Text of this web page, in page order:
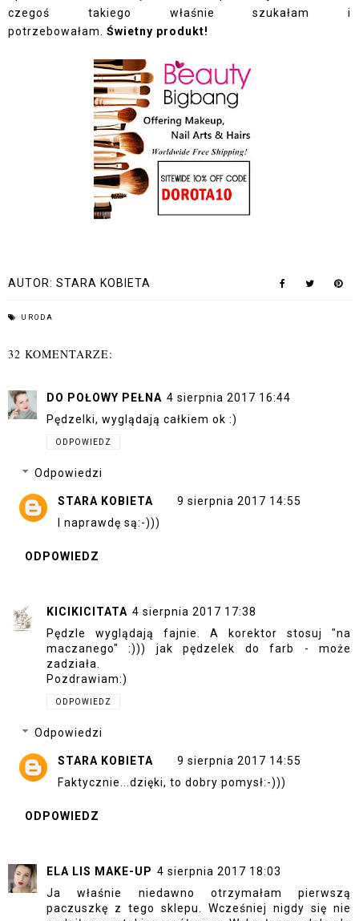
czegoś takiego właśnie szukałam i
potrzebowałam. Świetny produkt!
AUTOR: STARA KOBIETA
URODA
32 KOMENTARZE:
DO POŁOWY PEŁNA 4 sierpnia 2017 16:44
Pędzelki, wyglądają całkiem ok :)
ODPOWIEDZ
Odpowiedzi
STARA KOBIETA
9 sierpnia 2017 14:55
I naprawdę są:-)))
ODPOWIEDZ
KICIKICITATA 4 sierpnia 2017 17:38
Pędzle wyglądają fajnie. A korektor stosuj "na
maczanego" :))) jak pędzelek do farb - może
zadziała.
Pozdrawiam:)
ODPOWIEDZ
Odpowiedzi
STARA KOBIETA
9 sierpnia 2017 14:55
Faktycznie...dzięki, to dobry pomysł:-)))
ODPOWIEDZ
ELA LIS MAKE-UP 4 sierpnia 2017 18:03
Ja właśnie niedawno otrzymałam pierwszą
paczuszkę z tego sklepu. Wcześniej nigdy się nie